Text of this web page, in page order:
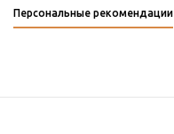
Персональные рекомендации